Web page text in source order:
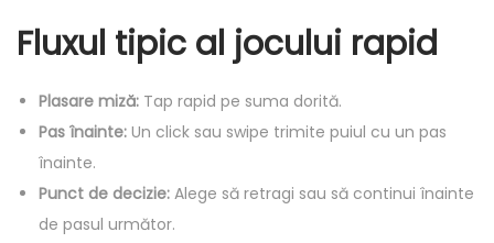
Fluxul tipic al jocului rapid
Plasare miză: Tap rapid pe suma dorită.
Pas înainte: Un click sau swipe trimite puiul cu un pas
înainte.
Punct de decizie: Alege să retragi sau să continui înainte
de pasul următor.